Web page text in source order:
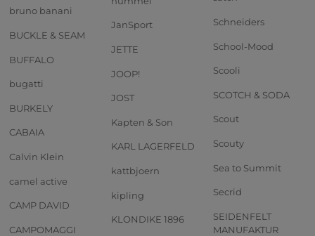
bruno banani
BUCKLE & SEAM
BUFFALO
bugatti
BURKELY
CABAIA
Calvin Klein
camel active
CAMP DAVID
CAMPOMAGGI
JanSport
JETTE
JOOP!
JOST
Kapten & Son
KARL LAGERFELD
kattbjoern
kipling
KLONDIKE 1896
Schneiders
School-Mood
Scooli
SCOTCH & SODA
Scout
Scouty
Sea to Summit
Secrid
SEIDENFELT
MANUFAKTUR